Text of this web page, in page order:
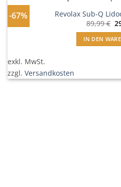
-67%
Revolax Sub-Q
89,99€
IN DEN
exkl. MwSt.
zzgl. Versandkosten